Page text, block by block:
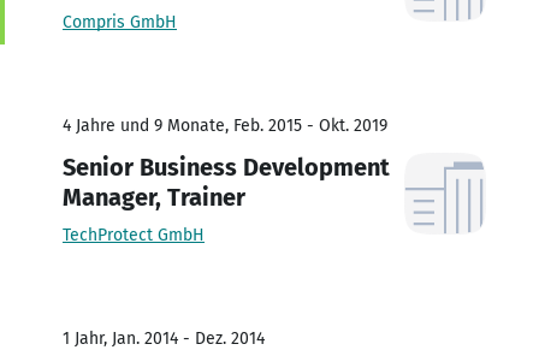
Compris GmbH
4 Jahre und 9 Monate, Feb. 2015 - Okt. 2019
Senior Business Development
Manager, Trainer
TechProtect GmbH
1 Jahr, Jan. 2014 - Dez. 2014